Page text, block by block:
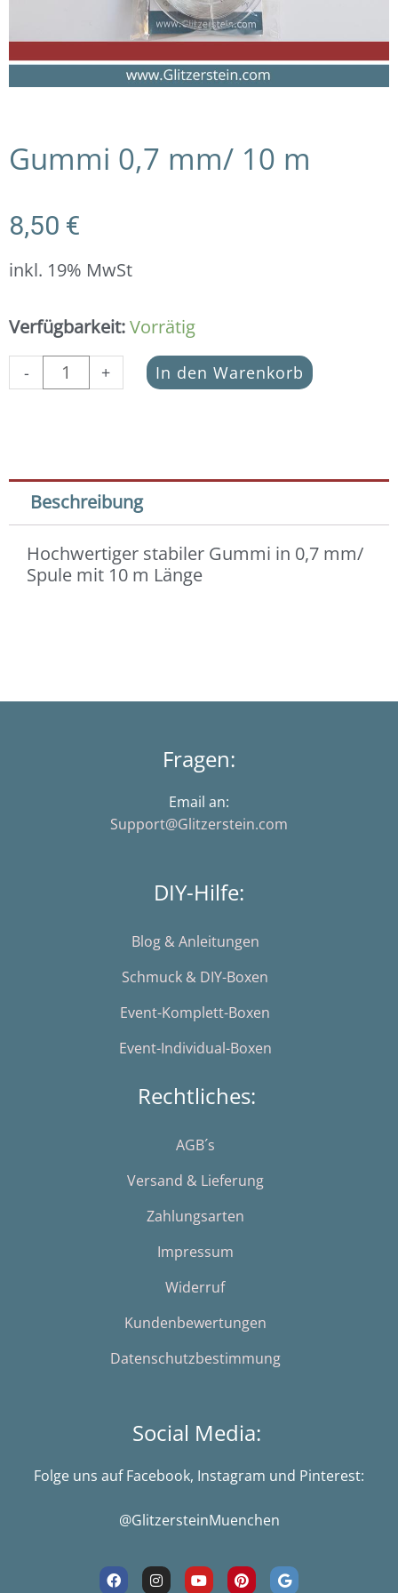
Gummi 0,7 mm/ 10 m
8,50 €
inkl. 19% MwSt
Verfügbarkeit:Vorrätig
-
Gummi
mm/
10
+ In den Warenkorb
Beschreibung
Hochwertiger stabiler Gummi in 0,7 mm/
Spule mit 10 m Länge
Fragen:
Email an:
Support@Glitzerstein.com
DIY-Hilfe:
Blog & Anleitungen
Schmuck & DIY-Boxen
Event-Komplett-Boxen
Event-Individual-Boxen
Rechtliches:
AGB´s
Versand & Lieferung
Zahlungsarten
Impressum
Widerruf
Kundenbewertungen
Datenschutzbestimmung
Social Media:
Folge uns auf Facebook, Instagram und Pinterest:
@GlitzersteinMuenchen
F
a
I
n
Y
o
P
i
G
o